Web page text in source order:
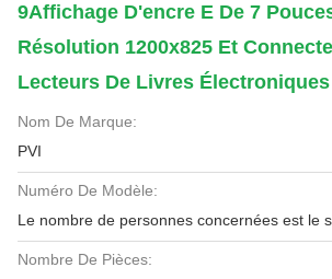
9Affichage D'encre E De 7
Résolution 1200x825 Et
Lecteurs De Livres Électroniques
Nom De Marque:
PVI
Numéro De Modèle:
Le nombre de personnes concernées est le
Nombre De Pièces: